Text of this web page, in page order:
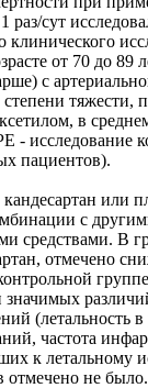
раз/сут
клинического
от 70 до 89
с
в
- исследование
пациентов).
или
с
средствами. В
отмечено
значимых
(летальность в
частота
к летальному
отмечено не было.